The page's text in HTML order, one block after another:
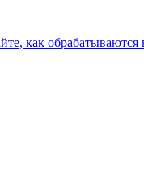
как